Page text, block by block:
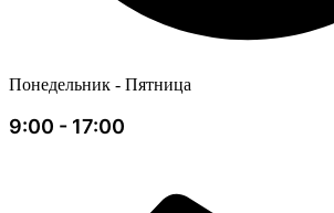
Понедельник - Пятница
9:00 - 17:00